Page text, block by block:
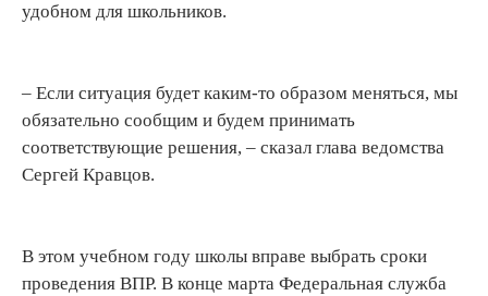
удобном для школьников.
– Если ситуация будет каким-то образом меняться, мы
обязательно сообщим и будем принимать
соответствующие решения, – сказал глава ведомства
Сергей Кравцов.
В этом учебном году школы вправе выбрать сроки
проведения ВПР. В конце марта Федеральная служба